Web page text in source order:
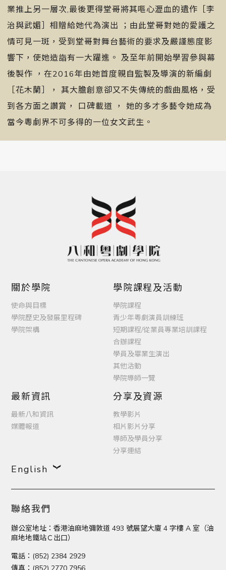
業推上另一層次,最後更得堂哥將其嘔心瀝血的遺作［李
治與武媚］相贈給她代為演出 ；由此堂哥對她的愛護之
情可見一斑，受到堂哥對舞台藝術的要求及嚴謹態度影
響下，使她造詣有一大躍進。 及至年前開始學習參與幕
後製作 ，在2016年由她首度親自監製及導演的新編劇
［花木蘭］， 其大膽創意卻又不失傳統的戲曲風格，受
到各方面之讚賞， 口碑載道 ， 她的多才多藝令她成為
當今粵劇界不可多得的一位女文武生。
關於學院
使命與目標
學院歷史及發展里程碑
學院架構
學院課程及活動
學院課程
青少年粵劇演員訓練班
短期課程/從業員專業培訓課程
合辦課程
學員及畢業生演出
其他活動
學院導師一覽
最新資訊
最新八和資訊
媒體報道
分享及資源
教學影片
相片影片分享
導師及學員分享
分享連結
English
聯絡我們
辦公室地址：香港油麻地彌敦道 493 號展望大廈 4 字樓 A 室（油
麻地地鐵站Ｃ出口）
電話：(852) 2384 2929
傳真：(852) 2770 7956